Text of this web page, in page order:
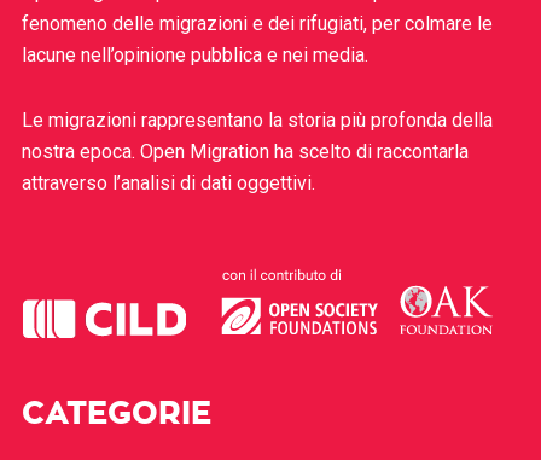
fenomeno delle migrazioni e dei rifugiati, per colmare le
lacune nell’opinione pubblica e nei media.
Le migrazioni rappresentano la storia più profonda della
nostra epoca. Open Migration ha scelto di raccontarla
attraverso l’analisi di dati oggettivi.
CATEGORIE